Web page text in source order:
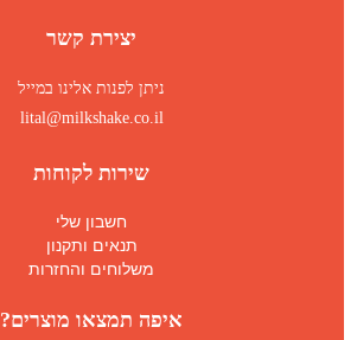
יצירת קשר
ניתן לפנות אלינו במייל
lital@milkshake.co.il
שירות לקוחות
חשבון שלי
תנאים ותקנון
משלוחים והחזרות
איפה תמצאו מוצרים?